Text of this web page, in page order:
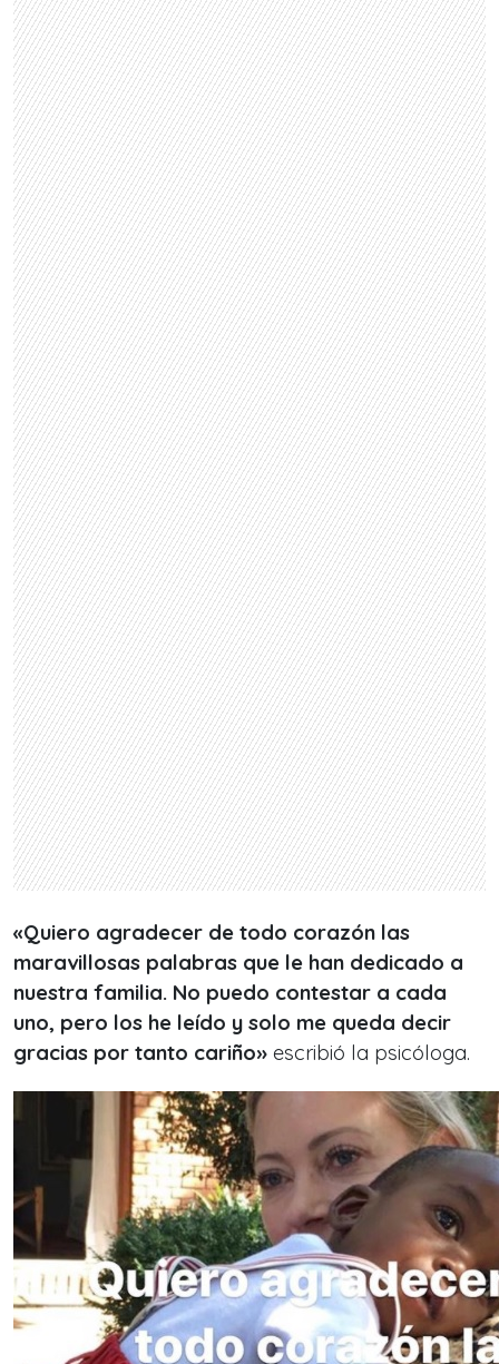
«Quiero agradecer de todo corazón las
maravillosas palabras que le han dedicado a
nuestra familia. No puedo contestar a cada
uno, pero los he leído y solo me queda decir
gracias por tanto cariño» escribió la psicóloga.